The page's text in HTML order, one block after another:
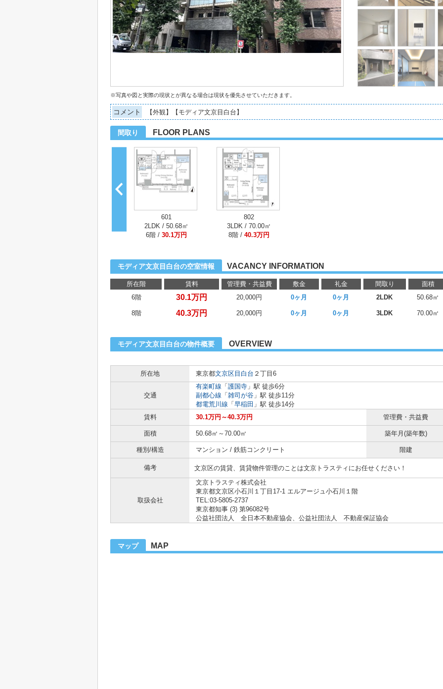
※写真や図と実際の現状とが異なる場合は現状を優先させていただきます。
コメント 【外観】【モディア文京目白台】
間取り FLOOR PLANS
601
2LDK / 50.68㎡
6階 / 30.1万円
802
3LDK / 70.00㎡
8階 / 40.3万円
モディア文京目白台の空室情報 VACANCY INFORMATION
所在階 賃料 管理費・共益費 敷金 礼金 間取り
面積
6階
30.1万円 20,000円 0ヶ月 0ヶ月 2LDK 50.68㎡
8階 40.3万円 20,000円 0ヶ月 0ヶ月 3LDK 70.00㎡
モディア文京目白台の物件概要 OVERVIEW
所在地 東京都文京区目白台 ２丁目6
交通
有楽町線 「 護国寺 」駅 徒歩6分
副都心線 「 雑司が谷 」駅 徒歩11分
都電荒川線 「 早稲田 」駅 徒歩14分
賃料
30.1万円～40.3万円 管理費・共益費
面積 50.68㎡～70.00㎡ 築年月(築年数)
種別/構造 マンション / 鉄筋コンクリート 階建
備考 文京区の賃貸、賃貸物件管理のことは文京トラスティにお任せください！
取扱会社
文京トラスティ株式会社
東京都文京区小石川１丁目17-1 エルアージュ小石川１階
TEL:03-5805-2737
東京都知事 (3) 第96082号
公益社団法人 全日本不動産協会、公益社団法人 不動産保証協会
マップ MAP